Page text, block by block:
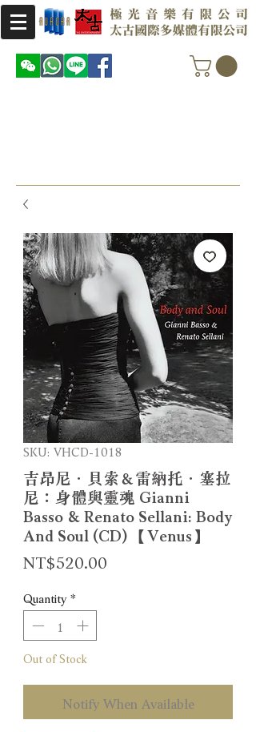
SKU: VHCD-1018
吉昂尼．貝索＆雷納托．塞拉
尼：身體與靈魂 Gianni
Basso & Renato Sellani: Body
And Soul (CD) 【Venus】
NT$520.00
Quantity *
Out of Stock
Notify When Available